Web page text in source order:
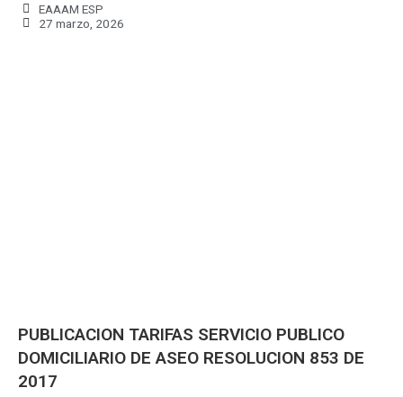
EAAAM ESP
27 marzo, 2026
PUBLICACION TARIFAS SERVICIO PUBLICO
DOMICILIARIO DE ASEO RESOLUCION 853 DE
2017